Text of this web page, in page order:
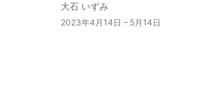
大石 いずみ
2023年4月14日 – 5月14日